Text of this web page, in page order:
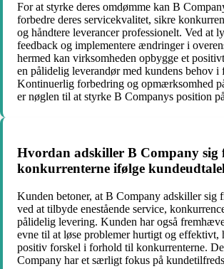
For at styrke deres omdømme kan B
forbedre deres servicekvalitet, sikre
og håndtere leverancer professionelt. Ved at
feedback og implementere ændringer i
hermed kan virksomheden opbygge et
en pålidelig leverandør med kundens behov i
Kontinuerlig forbedring og opmærksomhed
er nøglen til at styrke B Companys position
Hvordan adskiller B Company sig
konkurrenterne ifølge
Kunden betoner, at B Company adskiller sig
ved at tilbyde enestående service,
pålidelig levering. Kunden har også
evne til at løse problemer hurtigt og effektivt,
positiv forskel i forhold til konkurrenterne.
Company har et særligt fokus på